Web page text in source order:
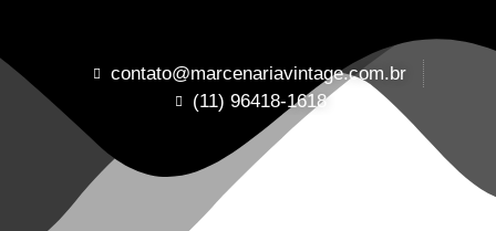
contato@marcenariavintage.com.br
(11) 96418-1618